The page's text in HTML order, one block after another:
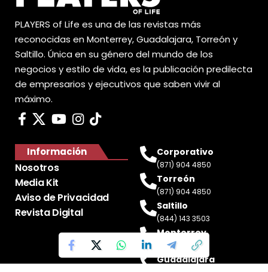
PLAYERS of Life es una de las revistas más
reconocidas en Monterrey, Guadalajara, Torreón y
Saltillo. Única en su género del mundo de los
negocios y estilo de vida, es la publicación predilecta
de empresarios y ejecutivos que saben vivir al
máximo.
Información
Nosotros
Media Kit
Aviso de Privacidad
Revista Digital
Corporativo
(871) 904 4850
Torreón
(871) 904 4850
Saltillo
(844) 143 3503
Monterrey
(81) 2188 0412
Guadalajara